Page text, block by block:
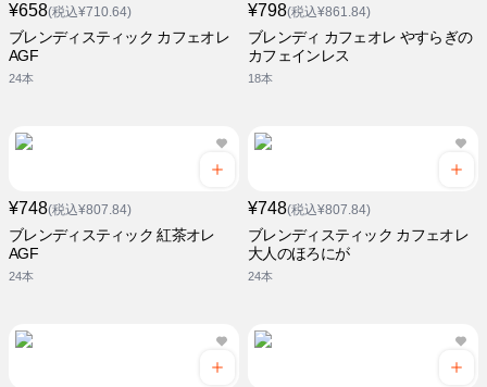
¥658(税込¥710.64)
ブレンディスティック カフェオレ
AGF
24本
¥798(税込¥861.84)
ブレンディ カフェオレ やすらぎの
カフェインレス
18本
¥748(税込¥807.84)
ブレンディスティック 紅茶オレ
AGF
24本
¥748(税込¥807.84)
ブレンディスティック カフェオレ
大人のほろにが
24本